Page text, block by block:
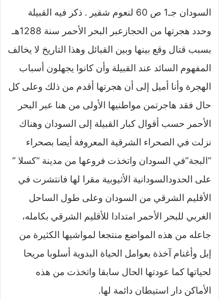
السودان جـ1 ص 60 لنعوم شقير . ذكر فيه القبيلة
وحدد هجرتها من الحجازعبر البحر الأحمر سنة 1288هـ
بسبب قتال وقع بينها وبين القبائل وهذا التاريخ لا يخالف
المفهوم السائد عند القبيلة وأن كانوا يجهلون أسباب
الهجرة وأنا أميل إلى أن هجرتها أقدم من ذلك وعلى كل
حال فقد هاجرتمن مواطنيها الأولى من هنا عبر البحر
الأحمر حسب أقوال كبار القبيلة إلى السودان وهناك
نزلت في الصحراء الشرقية المعروفة أيضا بصحراء
“البجة”في السودان واتخذت فروعها من مدينة “كسلا ”
على الحدودالسودانية الأثيوبية مقرا لها فانتشرت في
الأقليم الشرقي من السودان وعلى طول الساحل
الغربي للبحر الأحمر امتدادا للأقليم الشرقي بكامله،
جاعله من هذه المواضع منتجعا لمواشيها الكثيرة من
إبل وأغنام آخذة بعوامل الحياة البدوية أسلوبا مريحا
لحياتها كما عودتها الحال سابقا واتخذت من هذه
الأماكن دار استيطان دائمة لها.